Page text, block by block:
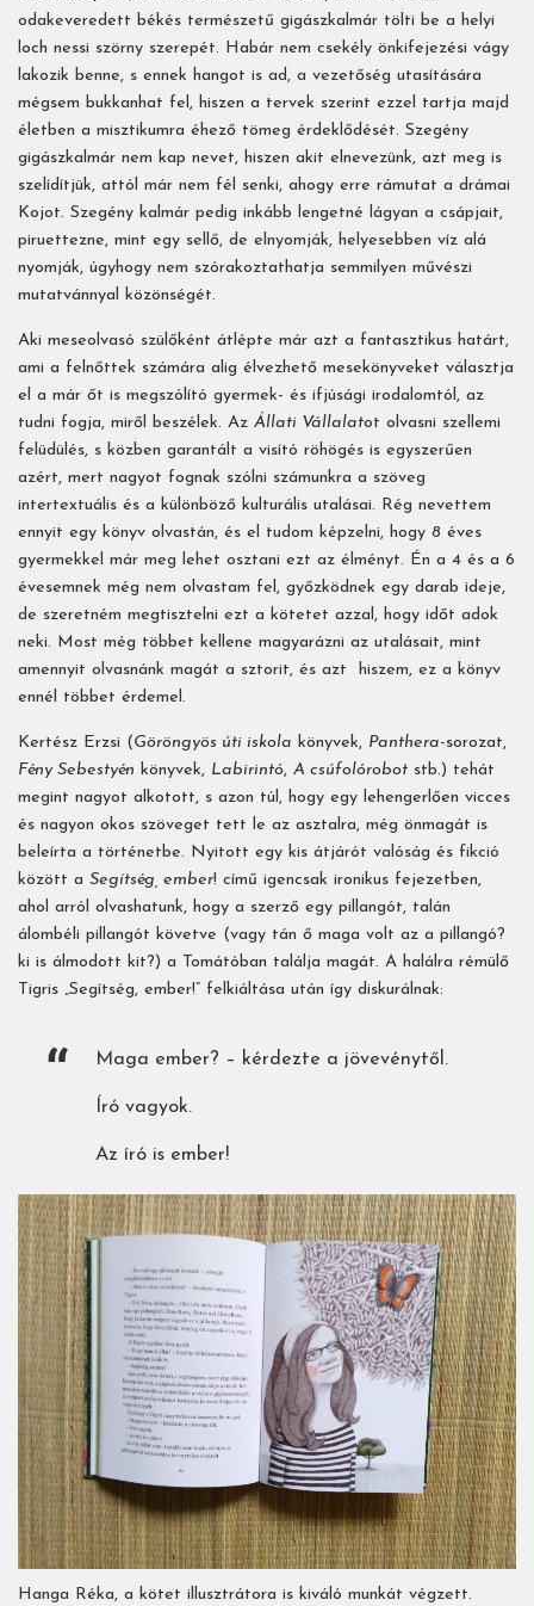
odakeveredett békés természetű gigászkalmár tölti be a helyi
loch nessi szörny szerepét. Habár nem csekély önkifejezési vágy
lakozik benne, s ennek hangot is ad, a vezetőség utasítására
mégsem bukkanhat fel, hiszen a tervek szerint ezzel tartja majd
életben a misztikumra éhező tömeg érdeklődését. Szegény
gigászkalmár nem kap nevet, hiszen akit elnevezünk, azt meg is
szelídítjük, attól már nem fél senki, ahogy erre rámutat a drámai
Kojot. Szegény kalmár pedig inkább lengetné lágyan a csápjait,
piruettezne, mint egy sellő, de elnyomják, helyesebben víz alá
nyomják, úgyhogy nem szórakoztathatja semmilyen művészi
mutatvánnyal közönségét.
Aki meseolvasó szülőként átlépte már azt a fantasztikus határt,
ami a felnőttek számára alig élvezhető mesekönyveket választja
el a már őt is megszólító gyermek- és ifjúsági irodalomtól, az
tudni fogja, miről beszélek. Az Állati Vállalatot olvasni szellemi
felüdülés, s közben garantált a visító röhögés is egyszerűen
azért, mert nagyot fognak szólni számunkra a szöveg
intertextuális és a különböző kulturális utalásai. Rég nevettem
ennyit egy könyv olvastán, és el tudom képzelni, hogy 8 éves
gyermekkel már meg lehet osztani ezt az élményt. Én a 4 és a 6
évesemnek még nem olvastam fel, győzködnek egy darab ideje,
de szeretném megtisztelni ezt a kötetet azzal, hogy időt adok
neki. Most még többet kellene magyarázni az utalásait, mint
amennyit olvasnánk magát a sztorit, és azt hiszem, ez a könyv
ennél többet érdemel.
Kertész Erzsi (Göröngyös úti iskola könyvek, Panthera-sorozat,
Fény Sebestyén könyvek, Labirintó, A csúfolórobot stb.) tehát
megint nagyot alkotott, s azon túl, hogy egy lehengerlően vicces
és nagyon okos szöveget tett le az asztalra, még önmagát is
beleírta a történetbe. Nyitott egy kis átjárót valóság és fikció
között a Segítség, ember! című igencsak ironikus fejezetben,
ahol arról olvashatunk, hogy a szerző egy pillangót, talán
álombéli pillangót követve (vagy tán ő maga volt az a pillangó?
ki is álmodott kit?) a Tomátóban találja magát. A halálra rémülő
Tigris „Segítség, ember!” felkiáltása után így diskurálnak:
Maga ember? – kérdezte a jövevénytől.
Író vagyok.
Az író is ember!
Hanga Réka, a kötet illusztrátora is kiváló munkát végzett.